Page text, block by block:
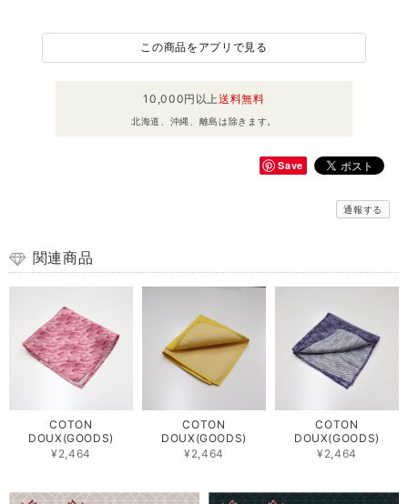
この商品をアプリで見る
10,000円以上送料無料
北海道、沖縄、離島は除きます。
Save
通報する
関連商品
COTON
DOUX(GOODS)
¥2,464
COTON
DOUX(GOODS)
¥2,464
COTON
DOUX(GOODS)
¥2,464